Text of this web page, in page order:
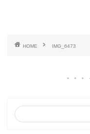
HOME IMG_6473